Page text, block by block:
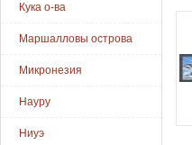
Кука о-ва
Маршалловы острова
Микронезия
Науру
Ниуэ